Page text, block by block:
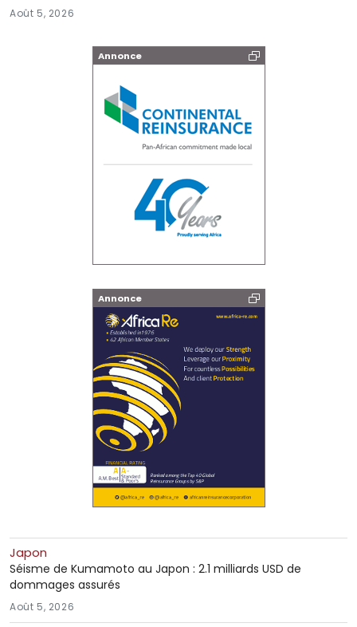
Août 5, 2026
Annonce
Annonce
Japon
Séisme de Kumamoto au Japon : 2.1 milliards USD de
dommages assurés
Août 5, 2026